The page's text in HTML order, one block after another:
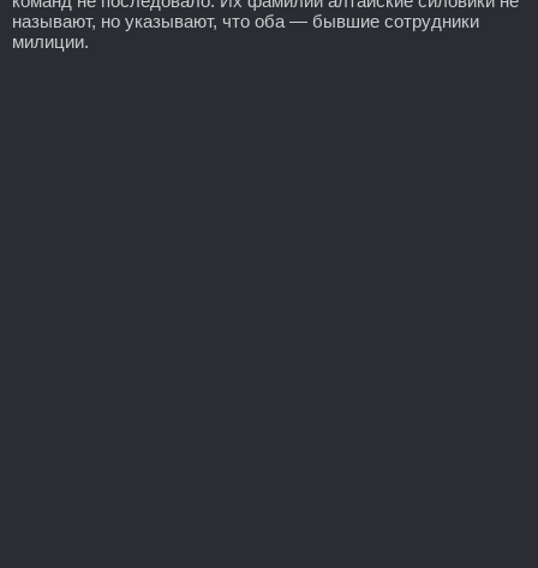
называют, но указывают, что оба — бывшие сотрудники
милиции.